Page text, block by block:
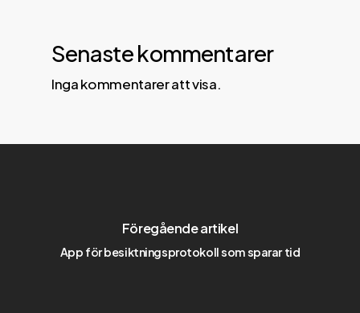
Senaste kommentarer
Inga kommentarer att visa.
Föregående artikel
App för besiktningsprotokoll som sparar tid